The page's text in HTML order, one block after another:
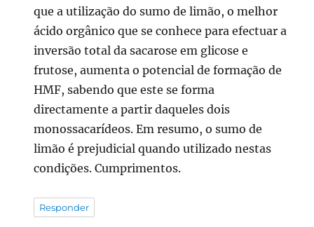
que a utilização do sumo de limão, o melhor
ácido orgânico que se conhece para efectuar a
inversão total da sacarose em glicose e
frutose, aumenta o potencial de formação de
HMF, sabendo que este se forma
directamente a partir daqueles dois
monossacarídeos. Em resumo, o sumo de
limão é prejudicial quando utilizado nestas
condições. Cumprimentos.
Responder